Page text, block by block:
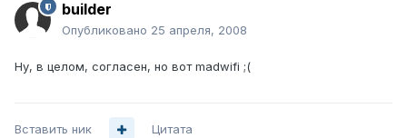
builder
Опубликовано 25 апреля, 2008
Ну, в целом, согласен, но вот madwifi ;(
Вставить ник Цитата